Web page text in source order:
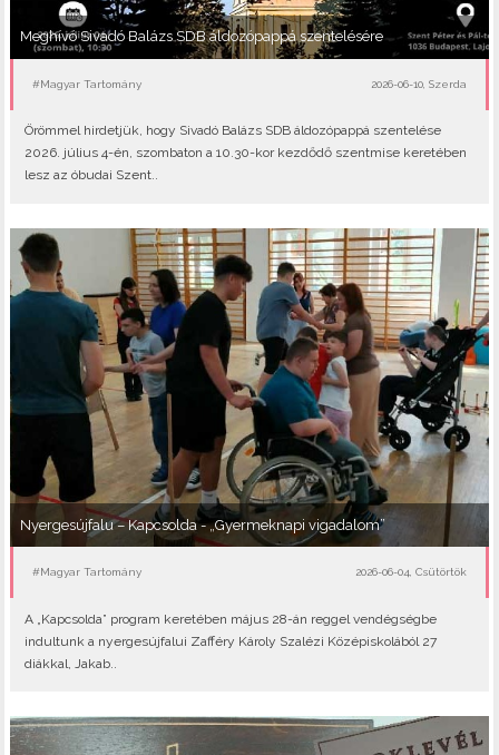
Meghívó Sivadó Balázs SDB áldozópappá szentelésére
#Magyar Tartomány 2026-06-10, Szerda
Örömmel hirdetjük, hogy Sivadó Balázs SDB áldozópappá szentelése
2026. július 4-én, szombaton a 10.30-kor kezdődő szentmise keretében
lesz az óbudai Szent..
Nyergesújfalu – Kapcsolda - „Gyermeknapi vigadalom”
#Magyar Tartomány 2026-06-04, Csütörtök
A „Kapcsolda” program keretében május 28-án reggel vendégségbe
indultunk a nyergesújfalui Zafféry Károly Szalézi Középiskolából 27
diákkal, Jakab..